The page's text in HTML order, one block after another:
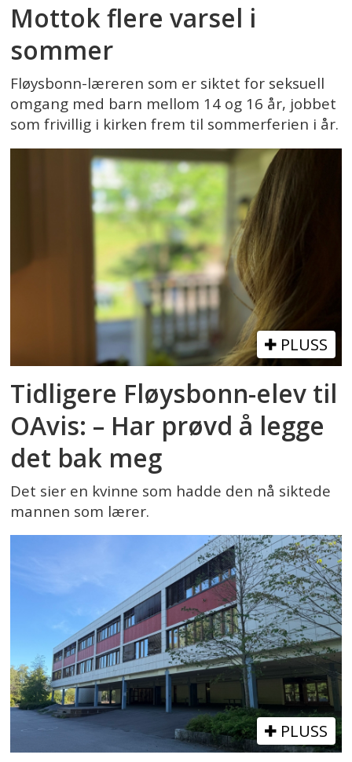
Mottok flere varsel i
sommer
Fløysbonn-læreren som er siktet for seksuell
omgang med barn mellom 14 og 16 år, jobbet
som frivillig i kirken frem til sommerferien i år.
PLUSS
Tidligere Fløysbonn-elev til
OAvis: – Har prøvd å legge
det bak meg
Det sier en kvinne som hadde den nå siktede
mannen som lærer.
PLUSS